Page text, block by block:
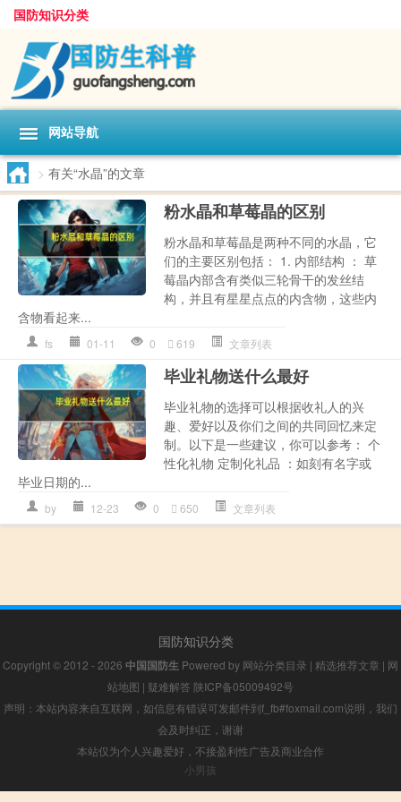
国防知识分类
网站导航
> 有关“水晶”的文章
粉水晶和草莓晶的区别
粉水晶和草莓晶是两种不同的水晶，它
们的主要区别包括： 1. 内部结构 ： 草
莓晶内部含有类似三轮骨干的发丝结
构，并且有星星点点的内含物，这些内
含物看起来...
fs 01-11 0 619 文章列表
毕业礼物送什么最好
毕业礼物的选择可以根据收礼人的兴
趣、爱好以及你们之间的共同回忆来定
制。以下是一些建议，你可以参考： 个
性化礼物 定制化礼品 ：如刻有名字或
毕业日期的...
by 12-23 0 650 文章列表
国防知识分类
Copyright © 2012 - 2026 中国国防生 Powered by 网站分类目录 | 精选推荐文章 | 网
站地图 | 疑难解答 陕ICP备05009492号
声明：本站内容来自互联网，如信息有错误可发邮件到f_fb#foxmail.com说明，我们
会及时纠正，谢谢
本站仅为个人兴趣爱好，不接盈利性广告及商业合作
小男孩